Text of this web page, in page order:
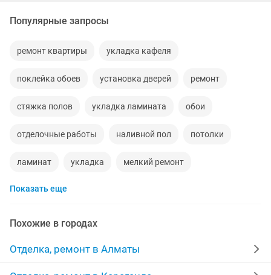
Популярные запросы
ремонт квартиры укладка кафеля
поклейка обоев установка дверей ремонт
стяжка полов укладка ламината обои
отделочные работы наливной пол потолки
ламинат укладка мелкий ремонт
жидкие обои
межкомнатные двери линолеум
Показать еще
Похожие в городах
Отделка, ремонт в Алматы